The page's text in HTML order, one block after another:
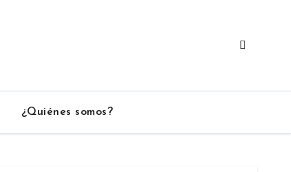
¿Quiénes somos?